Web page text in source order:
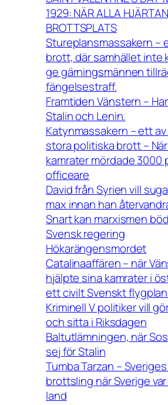
1929: NÄR ALLA
BROTTSPLATS
Stureplansmassakern –
brott, där samhället inte
ge gärningsmännen
fängelsestraff.
Framtiden Vänstern –
Stalin och Lenin.
Katynmassakern – ett
stora politiska brott –
kamrater mördade 3000
officeare
David från Syrien vill
max innan han
Snart kan marxismen
Svensk regering
Hökarängensmordet
Catalinaaffären – när
hjälpte sina kamrater i
ett civilt Svenskt
Kriminell V politiker vill
och sitta i Riksdagen
Baltutlämningen, när
sej för Stalin
Tumba Tarzan –
brottsling när Sverige
land